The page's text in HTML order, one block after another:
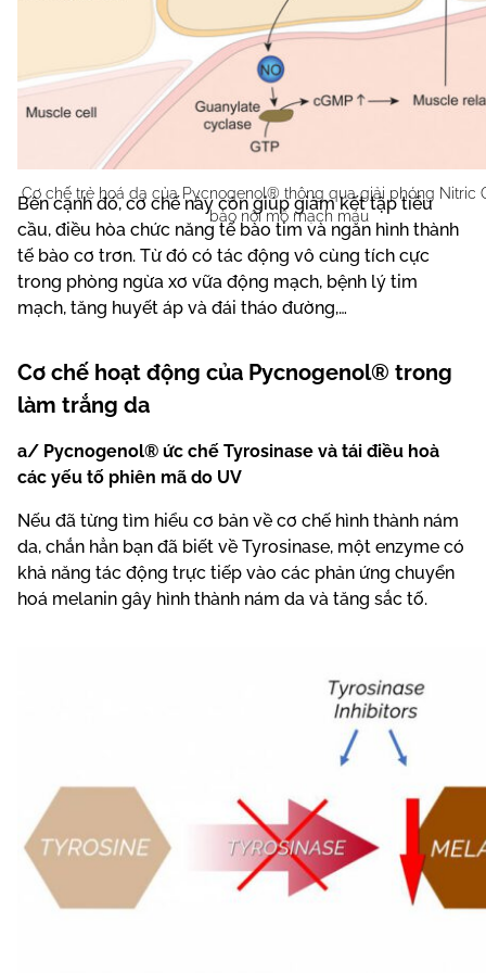
Cơ chế trẻ hoá da của Pycnogenol® thông qua giải phóng Nitric
bào nội mô mạch máu
Bên cạnh đó, cơ chế này còn giúp giảm kết tập tiểu
cầu, điều hòa chức năng tế bào tim và ngăn hình thành
tế bào cơ trơn. Từ đó có tác động vô cùng tích cực
trong phòng ngừa xơ vữa động mạch, bệnh lý tim
mạch, tăng huyết áp và đái tháo đường,…
Cơ chế hoạt động của Pycnogenol® trong
làm trắng da
a/ Pycnogenol® ức chế Tyrosinase và tái điều hoà
các yếu tố phiên mã do UV
Nếu đã từng tìm hiểu cơ bản về cơ chế hình thành nám
da, chắn hẳn bạn đã biết về Tyrosinase, một enzyme có
khả năng tác động trực tiếp vào các phản ứng chuyển
hoá melanin gây hình thành nám da và tăng sắc tố.